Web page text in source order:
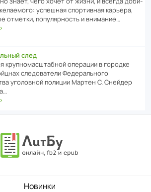
успе­шная спор­ти­вная карьера,
отметки, попу­ля­р­ность и внимание…
›
след
круп­но­мас­ш­та­бной операции в городке
следо­ва­тели Феде­раль­ного
уголо­вной полиции Мартен С. Снейдер
›
Новинки